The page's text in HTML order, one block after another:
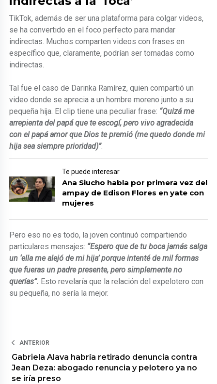
TikTok, además de ser una plataforma para colgar videos,
se ha convertido en el foco perfecto para mandar
indirectas. Muchos comparten videos con frases en
específico que, claramente, podrían ser tomadas como
indirectas.
Tal fue el caso de Darinka Ramírez, quien compartió un
video donde se aprecia a un hombre moreno junto a su
pequeña hija. El clip tiene una peculiar frase: “Quizá me
arrepienta del papá que te escogí, pero vivo agradecida
con el papá amor que Dios te premió (me quedo donde mi
hija sea siempre prioridad)”.
Te puede interesar
Ana Siucho habla por primera vez del
ampay de Edison Flores en yate con
mujeres
Pero eso no es todo, la joven continuó compartiendo
particulares mensajes: “Espero que de tu boca jamás salga
un ‘ella me alejó de mi hija’ porque intenté de mil formas
que fueras un padre presente, pero simplemente no
querías”. Esto revelaría que la relación del expelotero con
su pequeña, no sería la mejor.
ANTERIOR
Gabriela Alava habría retirado denuncia contra
Jean Deza: abogado renuncia y pelotero ya no
se iría preso